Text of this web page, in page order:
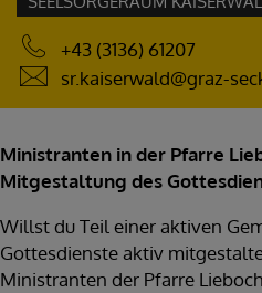
+43 (3136) 61207
sr.kaiserwald@graz-
Ministranten in der Pfarre
Mitgestaltung des
Willst du Teil einer aktiven
Gottesdienste aktiv
Ministranten der Pfarre